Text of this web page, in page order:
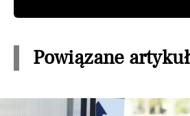
Powiązane